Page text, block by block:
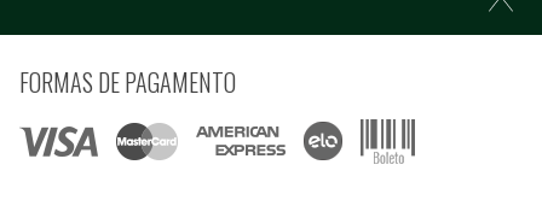
FORMAS DE PAGAMENTO